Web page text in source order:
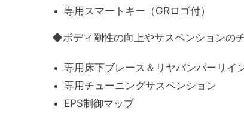
専用スマートキー（GRロゴ付）
◆ボディ剛性の向上やサスペンションの
専用床下ブレース＆リヤバンパーリイ
専用チューニングサスペンション
EPS制御マップ